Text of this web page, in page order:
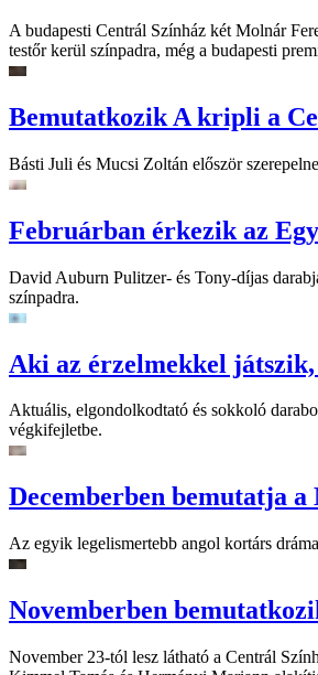
A budapesti Centrál Színház két Molnár
testőr kerül színpadra, még a budapesti
Bemutatkozik A kripli a
Básti Juli és Mucsi Zoltán először
Februárban érkezik az
David Auburn Pulitzer- és Tony-díjas
színpadra.
Aki az érzelmekkel
Aktuális, elgondolkodtató és sokkoló
végkifejletbe.
Decemberben bemutatja
Az egyik legelismertebb angol kortárs
Novemberben
November 23-tól lesz látható a Centrál